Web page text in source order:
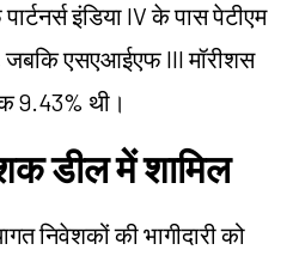
इंडिया IV के पास पेटीएम
जबकि एसएआईएफ III मॉरीशस
9.43% थी।
डील में शामिल
निवेशकों की भागीदारी को